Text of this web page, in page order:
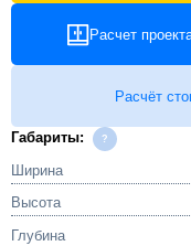
Расчет
Расчёт
Габариты:
Ширина
Высота
Глубина